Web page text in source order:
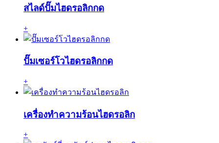
สไลด์ปั๊มไฮดรอลิกกด
+
ปั๊มเซอร์โวไฮดรอลิกกด
+
เครื่องทำความร้อนไฮดรอลิก
+